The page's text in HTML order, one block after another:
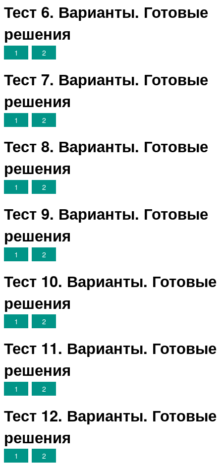
Тест 6. Варианты. Готовые
решения
1 2
Тест 7. Варианты. Готовые
решения
1 2
Тест 8. Варианты. Готовые
решения
1 2
Тест 9. Варианты. Готовые
решения
1 2
Тест 10. Варианты. Готовые
решения
1 2
Тест 11. Варианты. Готовые
решения
1 2
Тест 12. Варианты. Готовые
решения
1 2